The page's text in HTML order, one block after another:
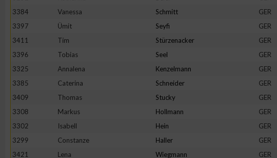
3384
Vanessa Schmitt GER
3397
Ümit Seyfi GER
3411
Tim Stürzenacker GER
3396
Tobias Seel GER
3325
Annalena Kenzelmann GER
3385
Caterina Schneider GER
3409
Thomas Stucky GER
3308
Markus Hollmann GER
3302
Isabell Hein GER
3299
Constanze Haller GER
3421
Lena Wiegmann GER
Verwendung von Profilen zur Auswahl personalisierter Inhalte
Messung der Werbeleistung
Messung der Performance von Inhalten
Analyse von Zielgruppen durch Statistiken oder Kombinationen von Daten aus
verschiedenen Quellen